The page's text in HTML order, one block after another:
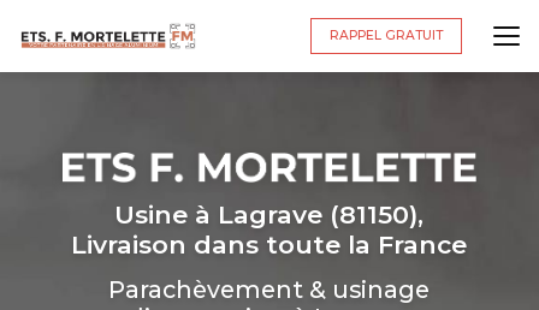
principal
RAPPEL GRATUIT
Usine à Lagrave (81150),
Livraison dans toute la France
Parachèvement & usinage